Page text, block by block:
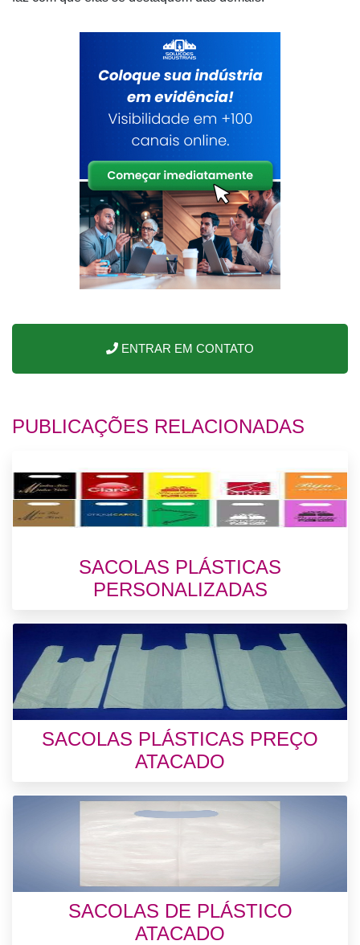
ENTRAR EM CONTATO
PUBLICAÇÕES RELACIONADAS
SACOLAS PLÁSTICAS
PERSONALIZADAS
SACOLAS PLÁSTICAS PREÇO
ATACADO
SACOLAS DE PLÁSTICO
ATACADO